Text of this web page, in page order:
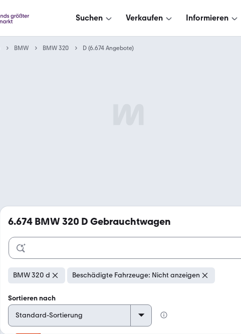
Suchen Verkaufen Informieren
BMW BMW 320 D (6.674 Angebote)
6.674 BMW 320 D Gebrauchtwagen
BMW 320 d Beschädigte Fahrzeuge: Nicht anzeigen
Sortieren nach